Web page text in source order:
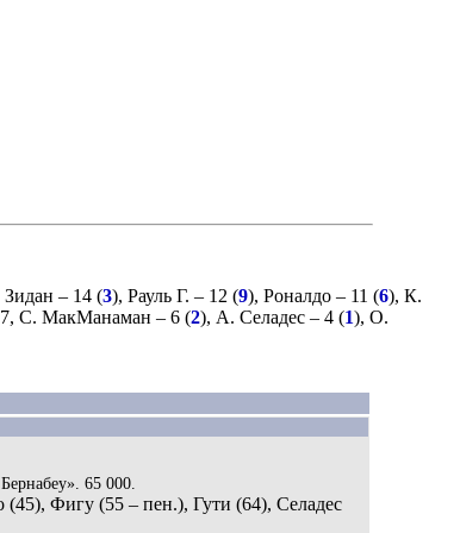
Зидан – 14 (3), Рауль Г. – 12 (9), Роналдо – 11 (6), К.
С. МакМанаман – 6 (2), А. Селадес – 4 (1), О.
65 000.
(45), Фигу (55 – пен.), Гути (64), Селадес